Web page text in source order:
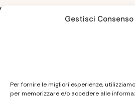
Gestisci
Per fornire le migliori esperienze,
per memorizzare e/o accedere alle
non ha carattere periodico